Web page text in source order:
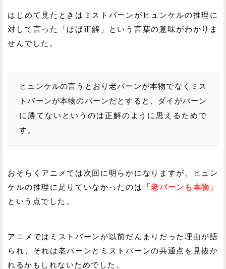
はじめて見たときはミストバーンがヒュンケルの推理に
対して言った「ほぼ正解」という言葉の意味がわかりま
せんでした。
ヒュンケルの言うとおり老バーンが本物でなくミス
トバーンが本物のバーンだとすると、ダイがバーン
に勝てないというのは正解のように思えるためで
す。
おそらくアニメでは次回に明らかになりますが、ヒュン
ケルの推理に足りていなかったのは
「老バーンも本物」
という点でした。
アニメではミストバーンが以前だんまりだった理由が語
られ、それは老バーンとミストバーンの共通点を見抜か
れるかもしれないためでした。